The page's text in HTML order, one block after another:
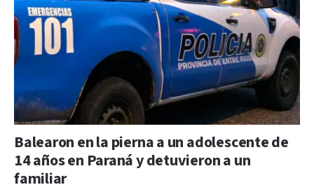
Balearon en la pierna a un adolescente de
14 años en Paraná y detuvieron a un
familiar